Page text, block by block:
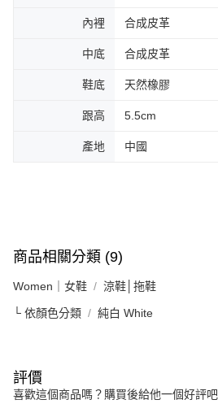
內裡 合成皮革
中底 合成皮革
鞋底 天然橡膠
跟高 5.5cm
產地 中國
商品相關分類 (9)
Women｜女鞋 涼鞋│拖鞋
└ 依顏色分類 純白 White
評價
喜歡這個商品嗎？購買後給他一個好評吧